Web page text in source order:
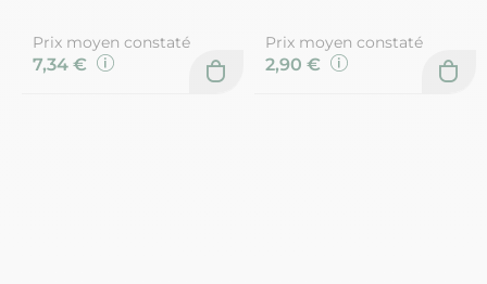
Prix moyen constaté
7,34 €
Prix moyen constaté
2,90 €